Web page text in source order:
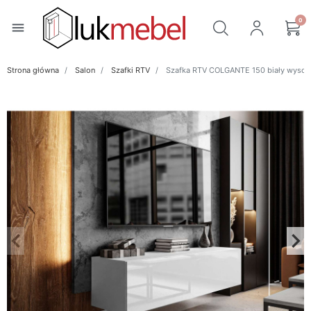
menu 0
Strona główna Salon Szafki RTV Szafka RTV COLGANTE 150 biały
Poprzedni
keyboard_arrow_left keyboard_arrow_right